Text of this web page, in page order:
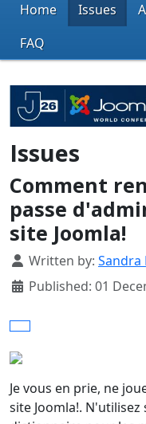
Home Issues
FAQ
Issues
Comment
passe
site Joomla!
Details
Written by: Sandra
Published: 01
Je vous en prie, ne
site Joomla!.